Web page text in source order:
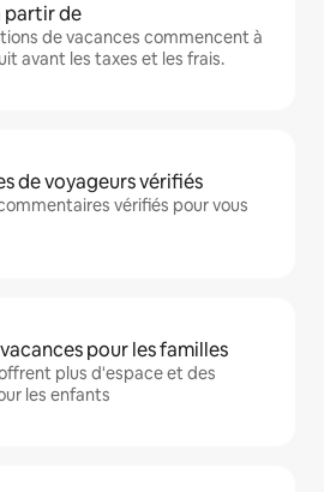
partir de
de vacances commencent à
avant les taxes et les frais.
de voyageurs vérifiés
vérifiés pour vous
pour les familles
plus d'espace et des
les enfants